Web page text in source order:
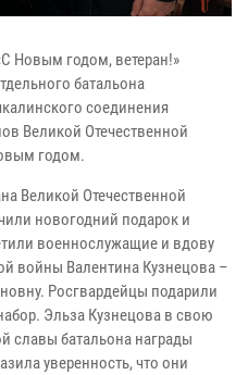
Новым годом, ветеран!»
батальона
соединения
Великой Отечественной
годом.
Великой Отечественной
новогодний подарок и
военнослужащие и вдову
войны Валентина Кузнецова –
Росгвардейцы подарили
Эльза Кузнецова в свою
славы батальона награды
уверенность, что они